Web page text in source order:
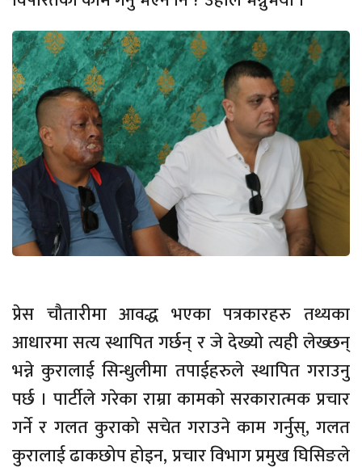
प्रेस चौतारीमा आवद्ध भएका पत्रकारहरु तथ्यका
आधारमा सत्य स्थापित गर्छन् र जे देख्यो त्यही लेख्छन्
भन्ने कुरालाई सिन्धुलीमा तपाईहरुले स्थापित गराउनु
पर्छ । पार्टीले गरेका राम्रा कामको सरकारात्मक प्रचार
गर्ने र गलत कुराको सचेत गराउने काम गर्नुस्, गलत
कुरालाई ढाकछोप होइन, प्रचार विभाग प्रमुख घिसिङले